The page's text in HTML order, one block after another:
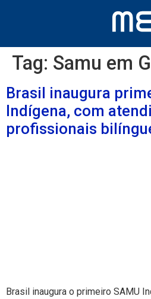
Tag: Samu em
Brasil inaugura
Indígena, com
profissionais
Brasil inaugura o primeiro SAMU